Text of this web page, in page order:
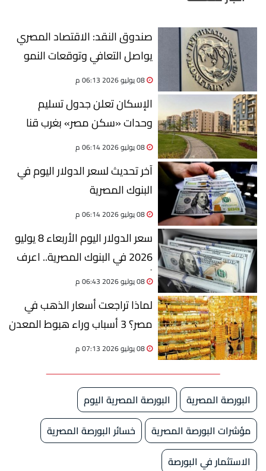
صندوق النقد: الاقتصاد المصري
يواصل التعافي وتوقعات النمو
ترتفع إلى 4.6%
08 يوليو 2026 06:13 م
الإسكان تعلن جدول تسليم
وحدات «سكن مصر» بغرب قنا
الجديدة
08 يوليو 2026 06:14 م
آخر تحديث لسعر الدولار اليوم في
البنوك المصرية
08 يوليو 2026 06:14 م
سعر الدولار اليوم الأربعاء 8 يوليو
2026 في البنوك المصرية.. اعرف
أعلى سعر للشراء والبيع
08 يوليو 2026 06:43 م
لماذا تراجعت أسعار الذهب في
مصر؟ 3 أسباب وراء هبوط المعدن
الأصفر رغم التوترات العالمية
08 يوليو 2026 07:13 م
البورصة المصرية
البورصة المصرية اليوم
مؤشرات البورصة المصرية
خسائر البورصة المصرية
الاستثمار في البورصة